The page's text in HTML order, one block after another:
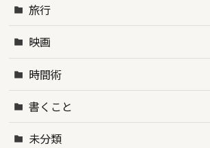
旅行
映画
時間術
書くこと
未分類